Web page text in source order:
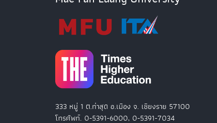
333 หมู่ 1 ต.ท่าสุด อ.เมือง จ. เชียงราย 57100
โทรศัพท์. 0-5391-6000, 0-5391-7034